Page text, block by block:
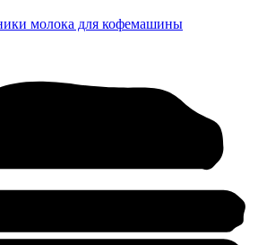
молока для кофемашины